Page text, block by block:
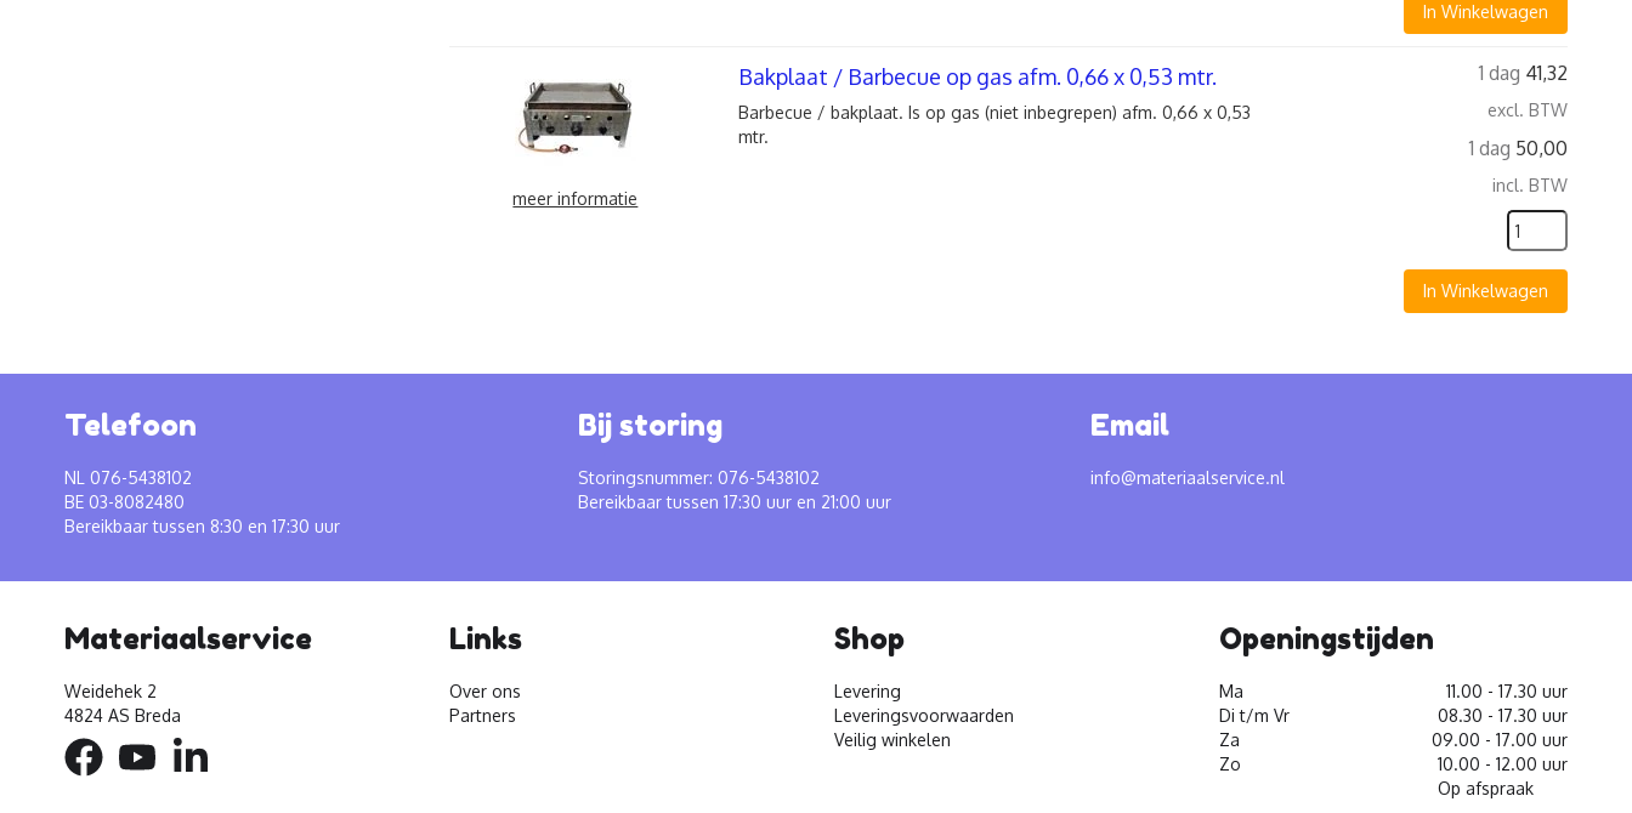
In Winkelwagen
meer informatie
1 dag 41,32
excl. BTW
1 dag 50,00
incl. BTW
In Winkelwagen
Bakplaat / Barbecue op gas afm. 0,66 x 0,53 mtr.
Barbecue / bakplaat. Is op gas (niet inbegrepen) afm. 0,66 x 0,53
mtr.
Telefoon
NL 076-5438102
BE 03-8082480
Bereikbaar tussen 8:30 en 17:30 uur
Bij storing
Storingsnummer: 076-5438102
Bereikbaar tussen 17:30 uur en 21:00 uur
Email
info@materiaalservice.nl
Materiaalservice
Weidehek 2
4824 AS Breda
Links
Over ons
Partners
Shop
Levering
Leveringsvoorwaarden
Veilig winkelen
Openingstijden
Ma
11.00 - 17.30 uur
Di t/m Vr
08.30 - 17.30 uur
Za
09.00 - 17.00 uur
Zo
10.00 - 12.00 uur
Op afspraak